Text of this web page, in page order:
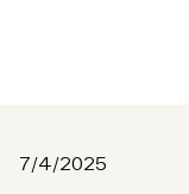
7/4/2025